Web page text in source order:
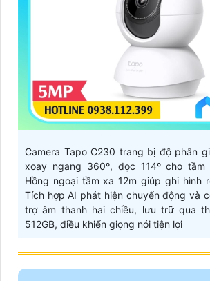
Camera Tapo C230 trang bị độ phân
xoay ngang 360º, dọc 114º cho tầm
Hồng ngoại tầm xa 12m giúp ghi hình
Tích hợp AI phát hiện chuyển động và
trợ âm thanh hai chiều, lưu trữ qua
512GB, điều khiển giọng nói tiện lợi